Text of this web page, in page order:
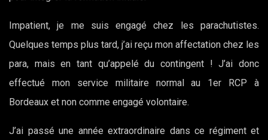
Impatient, je me suis engagé chez les parachutistes.
Quelques temps plus tard, j’ai reçu mon affectation chez les
para, mais en tant qu’appelé du contingent ! J’ai donc
effectué mon service militaire normal au 1er RCP à
Bordeaux et non comme engagé volontaire.
J’ai passé une année extraordinaire dans ce régiment et